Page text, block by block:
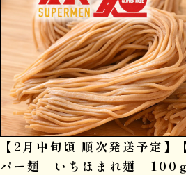
【2月中旬頃 順次発送予定】
パー麺 いちほまれ麺 100